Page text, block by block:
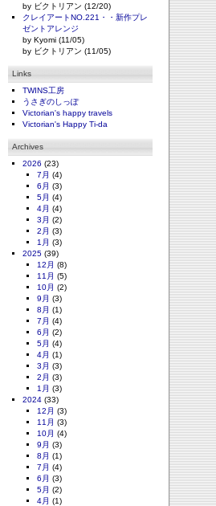
by ビクトリアン (12/20)
クレイアートNO.221・・新作プレ
ゼントアレンジ
by Kyomi (11/05)
by ビクトリアン (11/05)
Links
TWINS工房
うさぎのしっぽ
Victorian's happy travels
Victorian's Happy Ti-da
Archives
2026 (23)
7月 (4)
6月 (3)
5月 (4)
4月 (4)
3月 (2)
2月 (3)
1月 (3)
2025 (39)
12月 (8)
11月 (5)
10月 (2)
9月 (3)
8月 (1)
7月 (4)
6月 (2)
5月 (4)
4月 (1)
3月 (3)
2月 (3)
1月 (3)
2024 (33)
12月 (3)
11月 (3)
10月 (4)
9月 (3)
8月 (1)
7月 (4)
6月 (3)
5月 (2)
4月 (1)